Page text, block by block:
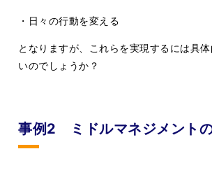
・日々の行動を変える
となりますが、これらを実現するには具
いのでしょうか？
事例2 ミドルマネジメント